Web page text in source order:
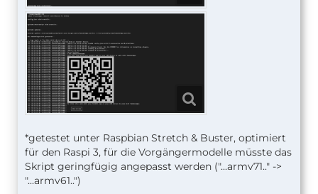
*getestet unter Raspbian Stretch & Buster, optimiert
für den Raspi 3, für die Vorgängermodelle müsste das
Skript geringfügig angepasst werden ("...armv71.." ->
"...armv61..")